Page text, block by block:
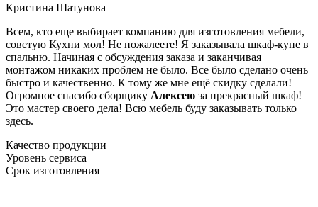
Кристина Шатунова
Всем, кто еще выбирает компанию для изготовления мебели,
советую Кухни мол! Не пожалеете! Я заказывала шкаф-купе в
спальню. Начиная с обсуждения заказа и заканчивая
монтажом никаких проблем не было. Все было сделано очень
быстро и качественно. К тому же мне ещё скидку сделали!
Огромное спасибо сборщику Алексею за прекрасный шкаф!
Это мастер своего дела! Всю мебель буду заказывать только
здесь.
Качество продукции
Уровень сервиса
Срок изготовления